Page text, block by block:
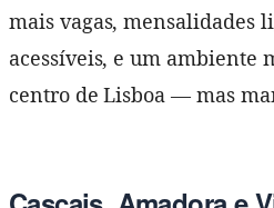
mais vagas, mensalidades
acessíveis, e um ambiente
centro de Lisboa — mas